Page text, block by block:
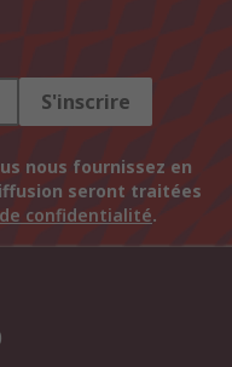
S'inscrire
nous fournissez en
seront traitées
confidentialité.